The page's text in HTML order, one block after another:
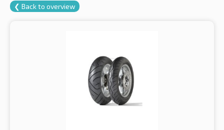
❮ Back to overview